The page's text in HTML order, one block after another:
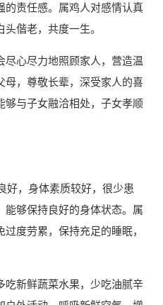
的责任感。属鸡人对感情认真
偕老，共度一生。
尽心尽力地照顾家人，营造温
母，尊敬长辈，深受家人的喜
够与子女融洽相处，子女孝顺
好，身体素质较好，很少患
能够保持良好的身体状态。属
度劳累，保持充足的睡眠，
吃新鲜蔬菜水果，少吃油腻辛